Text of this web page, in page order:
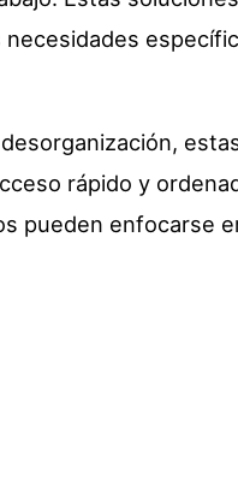
rápido y
pueden enfocarse